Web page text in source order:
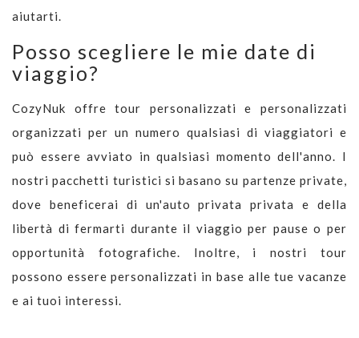
aiutarti.
Posso scegliere le mie date di
viaggio?
CozyNuk offre tour personalizzati e personalizzati
organizzati per un numero qualsiasi di viaggiatori e
può essere avviato in qualsiasi momento dell'anno. I
nostri pacchetti turistici si basano su partenze private,
dove beneficerai di un'auto privata privata e della
libertà di fermarti durante il viaggio per pause o per
opportunità fotografiche. Inoltre, i nostri tour
possono essere personalizzati in base alle tue vacanze
e ai tuoi interessi.